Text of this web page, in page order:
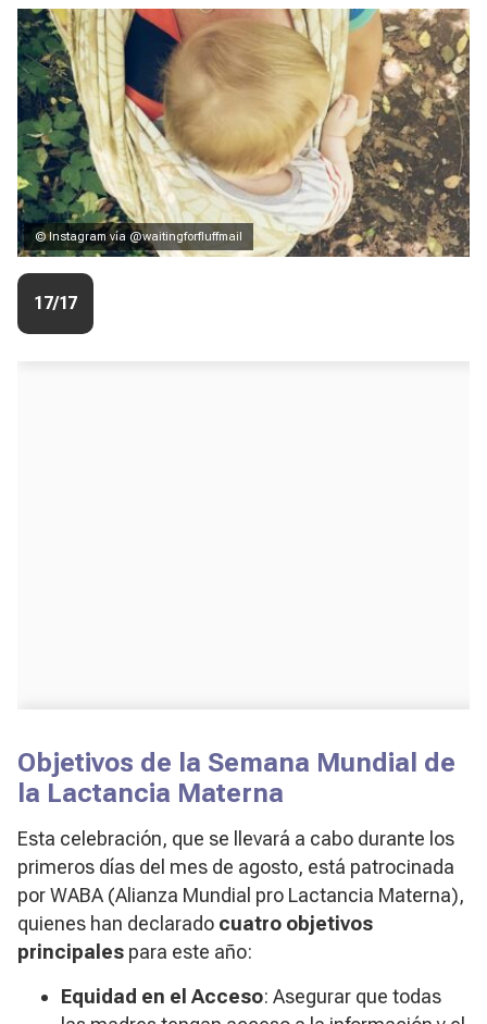
© Instagram vía @waitingforfluffmail
17/17
Objetivos de la Semana Mundial de
la Lactancia Materna
Esta celebración, que se llevará a cabo durante los
primeros días del mes de agosto, está patrocinada
por WABA (Alianza Mundial pro Lactancia Materna),
quienes han declarado cuatro objetivos
principales para este año:
Equidad en el Acceso: Asegurar que todas